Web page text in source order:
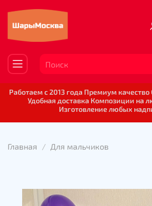
Работаем с 2013 года Премиум
Удобная доставка Композиции на
Изготовление любых
Главная Для мальчиков